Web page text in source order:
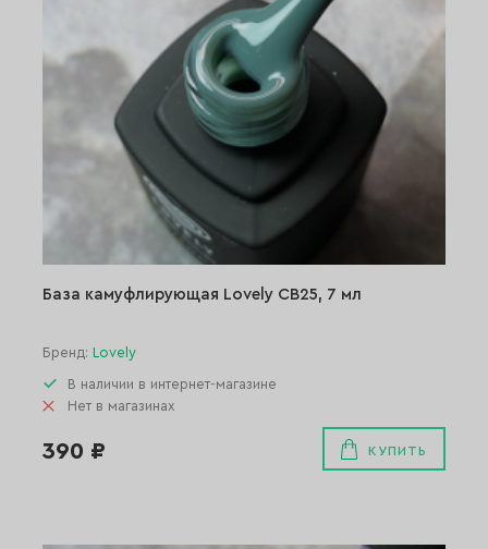
База камуфлирующая Lovely СВ25, 7 мл
Бренд: Lovely
В наличии в интернет-магазине
Нет в магазинах
390 ₽ КУПИТЬ